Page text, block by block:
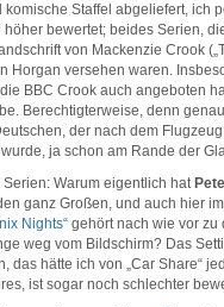
komische Staffel abgeliefert, ich
höher bewertet; beides Serien,
von Mackenzie Crook
Horgan versehen waren.
BBC Crook auch angeboten
Berechtigterweise, denn
der nach dem
ja schon am Rande der
Warum eigentlich hat
ganz Großen, und auch hier
Nights“ gehört nach wie vor zu
weg vom Bildschirm? Das
das hätte ich von „Car Share“
ist sogar noch schlechter